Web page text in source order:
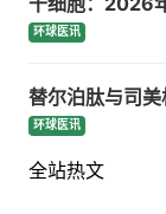
环球医讯
替尔泊肽与司
环球医讯
全站热文